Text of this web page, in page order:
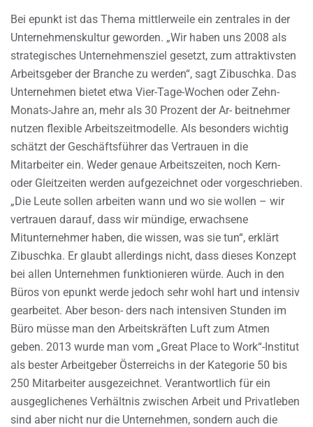
Bei epunkt ist das Thema mittlerweile ein zentrales in der
Unternehmenskultur geworden. „Wir haben uns 2008 als
strategisches Unternehmensziel gesetzt, zum attraktivsten
Arbeitsgeber der Branche zu werden“, sagt Zibuschka. Das
Unternehmen bietet etwa Vier-Tage-Wochen oder Zehn-
Monats-Jahre an, mehr als 30 Prozent der Ar- beitnehmer
nutzen flexible Arbeitszeitmodelle. Als besonders wichtig
schätzt der Geschäftsführer das Vertrauen in die
Mitarbeiter ein. Weder genaue Arbeitszeiten, noch Kern-
oder Gleitzeiten werden aufgezeichnet oder vorgeschrieben.
„Die Leute sollen arbeiten wann und wo sie wollen – wir
vertrauen darauf, dass wir mündige, erwachsene
Mitunternehmer haben, die wissen, was sie tun“, erklärt
Zibuschka. Er glaubt allerdings nicht, dass dieses Konzept
bei allen Unternehmen funktionieren würde. Auch in den
Büros von epunkt werde jedoch sehr wohl hart und intensiv
gearbeitet. Aber beson- ders nach intensiven Stunden im
Büro müsse man den Arbeitskräften Luft zum Atmen
geben. 2013 wurde man vom „Great Place to Work“-Institut
als bester Arbeitgeber Österreichs in der Kategorie 50 bis
250 Mitarbeiter ausgezeichnet. Verantwortlich für ein
ausgeglichenes Verhältnis zwischen Arbeit und Privatleben
sind aber nicht nur die Unternehmen, sondern auch die